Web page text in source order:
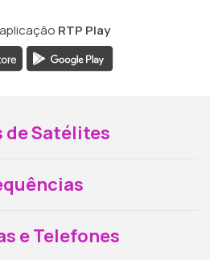
RTP Play
de Satélites
e Telefones